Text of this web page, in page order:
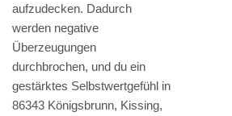
aufzudecken. Dadurch
werden negative
Überzeugungen
durchbrochen, und du ein
gestärktes Selbstwertgefühl in
86343 Königsbrunn, Kissing,